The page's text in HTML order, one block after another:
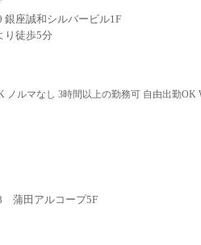
銀座誠和シルバービル1F
り徒歩5分
ノルマなし 3時間以上の勤務可 自由出勤OK
蒲田アルコープ5F